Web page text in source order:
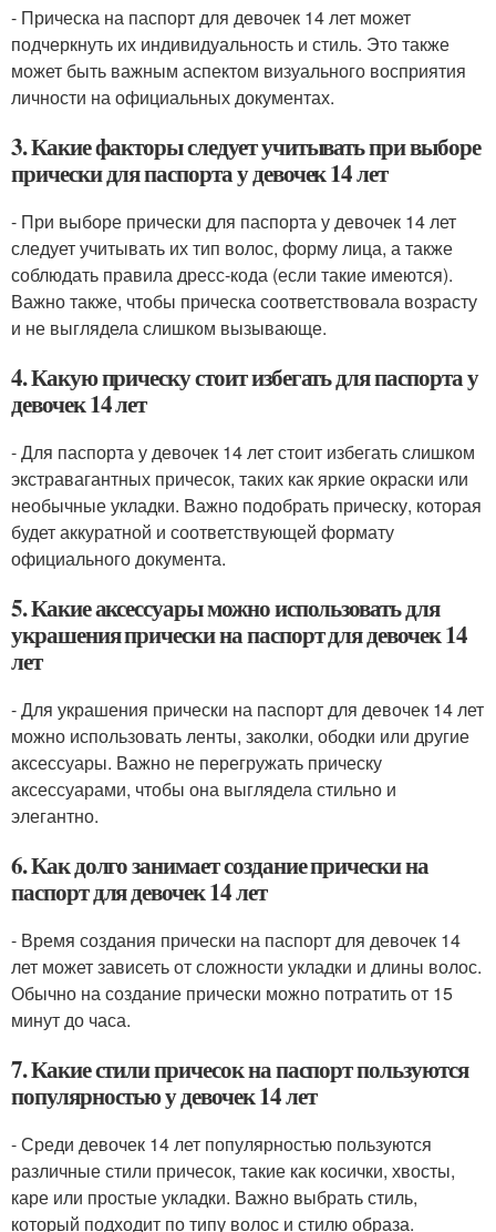
- Прическа на паспорт для девочек 14 лет может
подчеркнуть их индивидуальность и стиль. Это также
может быть важным аспектом визуального восприятия
личности на официальных документах.
3. Какие факторы следует учитывать при выборе
прически для паспорта у девочек 14 лет
- При выборе прически для паспорта у девочек 14 лет
следует учитывать их тип волос, форму лица, а также
соблюдать правила дресс-кода (если такие имеются).
Важно также, чтобы прическа соответствовала возрасту
и не выглядела слишком вызывающе.
4. Какую прическу стоит избегать для паспорта у
девочек 14 лет
- Для паспорта у девочек 14 лет стоит избегать слишком
экстравагантных причесок, таких как яркие окраски или
необычные укладки. Важно подобрать прическу, которая
будет аккуратной и соответствующей формату
официального документа.
5. Какие аксессуары можно использовать для
украшения прически на паспорт для девочек 14
лет
- Для украшения прически на паспорт для девочек 14 лет
можно использовать ленты, заколки, ободки или другие
аксессуары. Важно не перегружать прическу
аксессуарами, чтобы она выглядела стильно и
элегантно.
6. Как долго занимает создание прически на
паспорт для девочек 14 лет
- Время создания прически на паспорт для девочек 14
лет может зависеть от сложности укладки и длины волос.
Обычно на создание прически можно потратить от 15
минут до часа.
7. Какие стили причесок на паспорт пользуются
популярностью у девочек 14 лет
- Среди девочек 14 лет популярностью пользуются
различные стили причесок, такие как косички, хвосты,
каре или простые укладки. Важно выбрать стиль,
который подходит по типу волос и стилю образа.